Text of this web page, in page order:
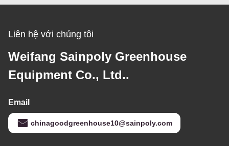
Liên hệ với chúng tôi
Weifang Sainpoly Greenhouse
Equipment Co., Ltd..
Email
chinagoodgreenhouse10@sainpoly.com